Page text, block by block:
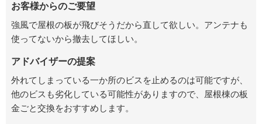
お客様からのご要望
強風で屋根の板が飛びそうだから直して欲しい。アンテナも
使ってないから撤去してほしい。
アドバイザーの提案
外れてしまっている一か所のビスを止めるのは可能ですが、
他のビスも劣化している可能性がありますので、屋根棟の板
金ごと交換をおすすめします。